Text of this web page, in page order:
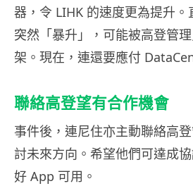
器，令 LIHK 的速度更為提升
突然「暴升」，可能被高登管
架。現在，連還要應付
聯絡高登望有合作機會
事件後，連尼住亦主動聯絡高
討未來方向。希望他們可達成
好 App 可用。